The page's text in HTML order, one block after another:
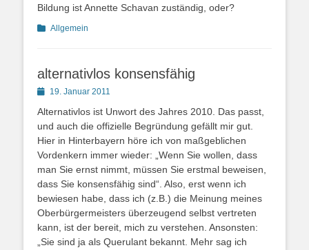
Bildung ist Annette Schavan zuständig, oder?
Kategorien
Allgemein
alternativlos konsensfähig
Posted19. Januar 2011
Alternativlos ist Unwort des Jahres 2010. Das passt,
und auch die offizielle Begründung gefällt mir gut.
Hier in Hinterbayern höre ich von maßgeblichen
Vordenkern immer wieder: „Wenn Sie wollen, dass
man Sie ernst nimmt, müssen Sie erstmal beweisen,
dass Sie konsensfähig sind“. Also, erst wenn ich
bewiesen habe, dass ich (z.B.) die Meinung meines
Oberbürgermeisters überzeugend selbst vertreten
kann, ist der bereit, mich zu verstehen. Ansonsten:
„Sie sind ja als Querulant bekannt. Mehr sag ich